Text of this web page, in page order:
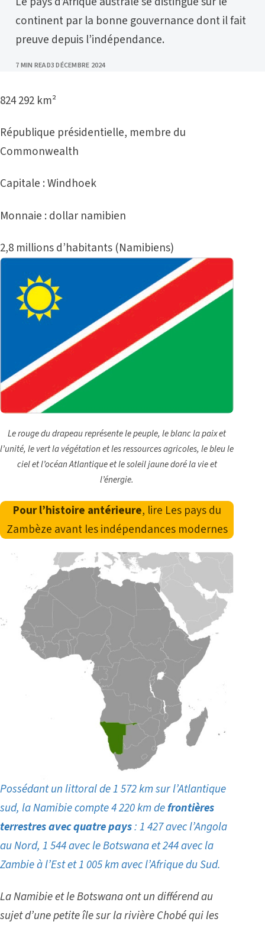
continent par la bonne gouvernance dont il fait
preuve depuis l’indépendance.
7 MIN READPUBLISHED
3 DÉCEMBRE 2024
824 292 km²
République présidentielle, membre du
Commonwealth
Capitale : Windhoek
Monnaie : dollar namibien
2,8 millions d’habitants (Namibiens)
Le rouge du drapeau représente le peuple, le blanc la paix et
l’unité, le vert la végétation et les ressources agricoles, le bleu le
ciel et l’océan Atlantique et le soleil jaune doré la vie et
l’énergie.
Pour l’histoire antérieure, lire Les pays du
Zambèze avant les indépendances modernes
Possédant un littoral de 1 572 km sur l’Atlantique
sud, la Namibie compte 4 220 km defrontières
terrestres avec quatre pays: 1 427 avec l’Angola
au Nord, 1 544 avec le Botswana et 244 avec la
Zambie à l’Est et 1 005 km avec l’Afrique du Sud.
La Namibie et le Botswana ont un différend au
sujet d’une petite île sur la rivière Chobé qui les